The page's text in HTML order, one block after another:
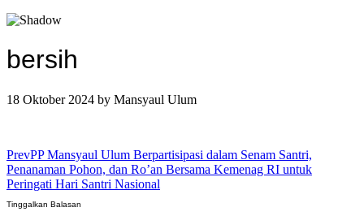
bersih
18 Oktober 2024 by Mansyaul Ulum
PrevPP Mansyaul Ulum Berpartisipasi dalam Senam Santri,
Penanaman Pohon, dan Ro’an Bersama Kemenag RI untuk
Peringati Hari Santri Nasional
Tinggalkan Balasan